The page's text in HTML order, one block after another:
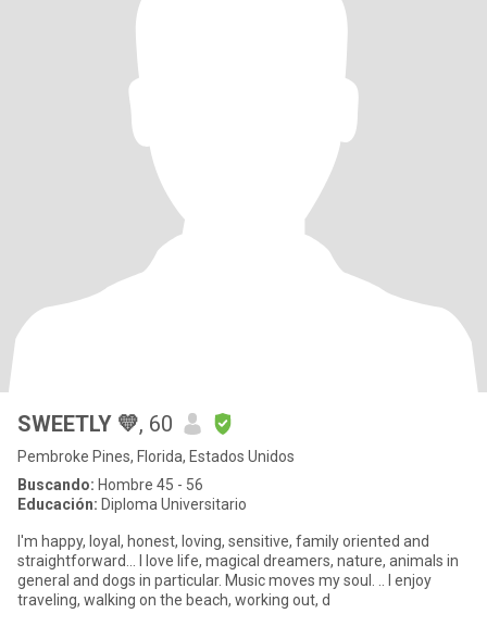
SWEETLY 💛, 60
Pembroke Pines, Florida, Estados Unidos
Buscando: Hombre 45 - 56
Educación: Diploma Universitario
I'm happy, loyal, honest, loving, sensitive, family oriented and
straightforward... I love life, magical dreamers, nature, animals in
general and dogs in particular. Music moves my soul. .. I enjoy
traveling, walking on the beach, working out, d